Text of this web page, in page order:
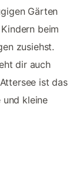
Gärten
beim
zusiehst.
dir auch
ist das
kleine